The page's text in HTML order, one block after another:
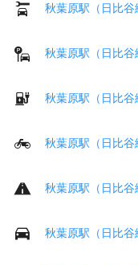
秋葉原駅（日比
秋葉原駅（日比
秋葉原駅（日比谷
秋葉原駅（日比
秋葉原駅（日比
秋葉原駅（日比